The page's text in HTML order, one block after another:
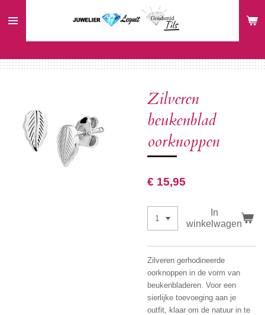
direct
hoofdinhoud
Zilveren
beukenblad
oorknoppen
€ 15,95
In
winkelwagen
Zilveren gerhodineerde
oorknoppen in de vorm van
beukenbladeren. Voor een
sierlijke toevoeging aan je
outfit, klaar om de natuur in te